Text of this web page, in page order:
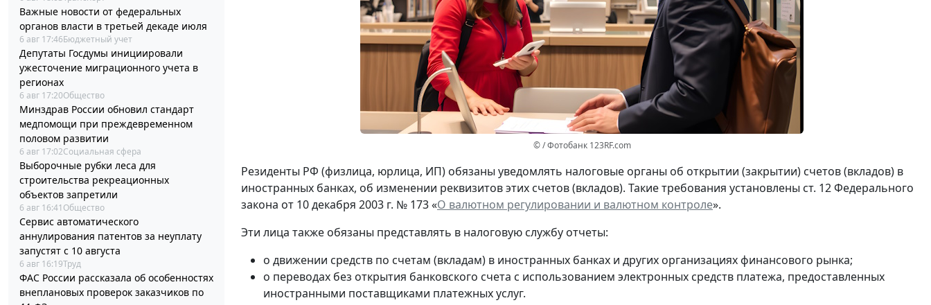
Важные новости от федеральных
органов власти в третьей декаде июля
6 авг 17:46Бюджетный учет
Депутаты Госдумы инициировали
ужесточение миграционного учета в
регионах
6 авг 17:20Общество
Минздрав России обновил стандарт
медпомощи при преждевременном
половом развитии
6 авг 17:02Социальная сфера
Выборочные рубки леса для
строительства рекреационных
объектов запретили
6 авг 16:41 Общество
Сервис автоматического
аннулирования патентов за неуплату
запустят с 10 августа
6 авг 16:19Труд
ФАС России рассказала об особенностях
внеплановых проверок заказчиков по
© / Фотобанк 123RF.com
Резиденты РФ (физлица, юрлица, ИП) обязаны уведомлять налоговые органы об открытии (закрытии) счетов (вкладов) в
иностранных банках, об изменении реквизитов этих счетов (вкладов). Такие требования установлены ст. 12 Федерального
закона от 10 декабря 2003 г. № 173 «О валютном регулировании и валютном контроле».
Эти лица также обязаны представлять в налоговую службу отчеты:
о движении средств по счетам (вкладам) в иностранных банках и других организациях финансового рынка;
о переводах без открытия банковского счета с использованием электронных средств платежа, предоставленных
иностранными поставщиками платежных услуг.